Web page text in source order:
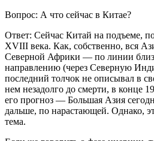
Вопрос: А что сейчас в Китае?
Ответ: Сейчас Китай на подъеме,
XVIII века. Как, собственно, вся
Северной Африки — по линии
направлению (через Северную
последний толчок не описывал в
нем незадолго до смерти, в конце
его прогноз — Большая Азия
дальше, по нарастающей. Однако,
тема.